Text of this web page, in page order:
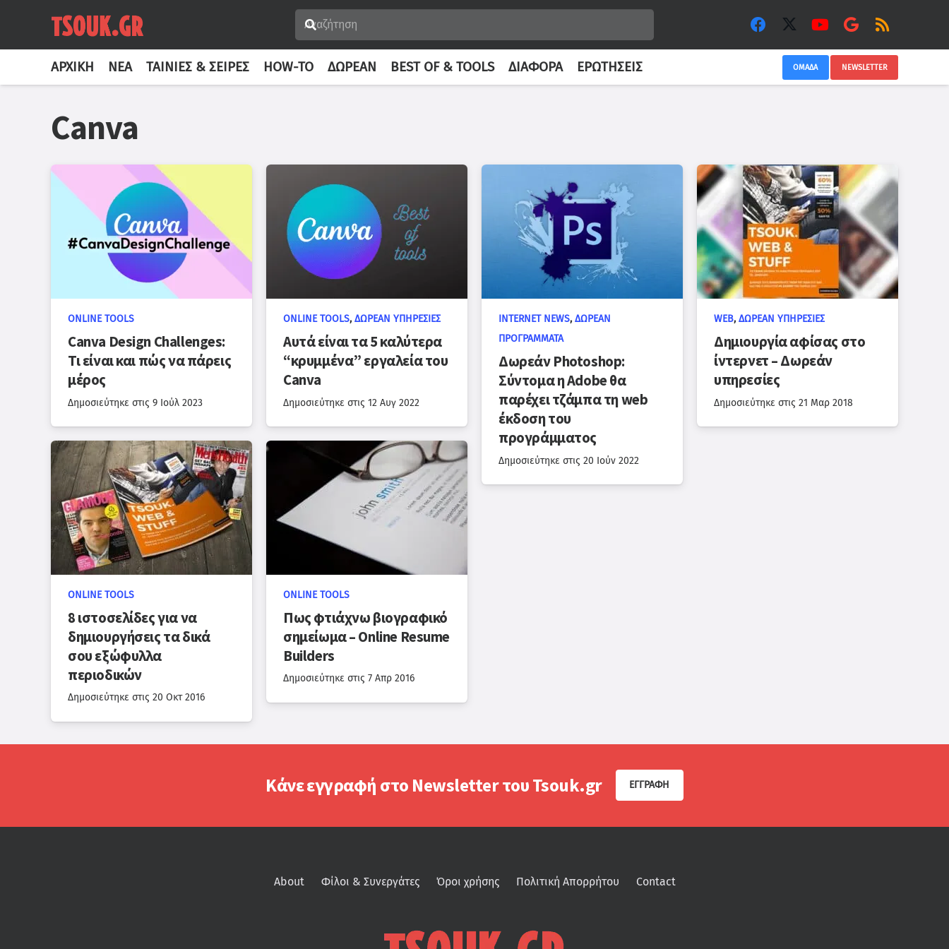
ΑΡΧΙΚΉ ΝΈΑ ΤΑΙΝΊΕΣ & ΣΕΙΡΈΣ HOW-TO ΔΩΡΕΆΝ BEST OF & TOOLS ΔΙΆΦΟΡΑ ΕΡΩΤΉΣΕΙΣ ΟΜΑΔΑ NEWSLETTER
Canva
ONLINE TOOLS
Canva Design Challenges:
Τι είναι και πώς να πάρεις
μέρος
Δημοσιεύτηκε στις 9 Ιούλ 2023
ONLINE TOOLS,ΔΩΡΕΆΝ ΥΠΗΡΕΣΊΕΣ
Αυτά είναι τα 5 καλύτερα
“κρυμμένα” εργαλεία του
Canva
Δημοσιεύτηκε στις 12 Αυγ 2022
INTERNET NEWS,ΔΩΡΕΆΝ
ΠΡΟΓΡΆΜΜΑΤΑ
Δωρεάν Photoshop:
Σύντομα η Adobe θα
παρέχει τζάμπα τη web
έκδοση του
προγράμματος
Δημοσιεύτηκε στις 20 Ιούν 2022
WEB,ΔΩΡΕΆΝ ΥΠΗΡΕΣΊΕΣ
Δημιουργία αφίσας στο
ίντερνετ – Δωρεάν
υπηρεσίες
Δημοσιεύτηκε στις 21 Μαρ 2018
ONLINE TOOLS
8 ιστοσελίδες για να
δημιουργήσεις τα δικά
σου εξώφυλλα
περιοδικών
Δημοσιεύτηκε στις 20 Οκτ 2016
ONLINE TOOLS
Πως φτιάχνω βιογραφικό
σημείωμα – Online Resume
Builders
Δημοσιεύτηκε στις 7 Απρ 2016
Κάνε εγγραφή στο Newsletter του Tsouk.gr ΕΓΓΡΑΦΉ
About Φίλοι & Συνεργάτες Όροι χρήσης Πολιτική Απορρήτου Contact